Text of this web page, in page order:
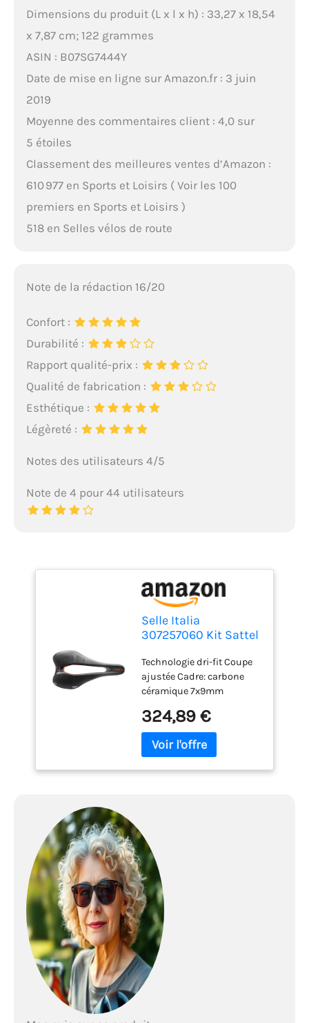
Dimensions du produit (L x l x h) : 33,27 x 18,54
x 7,87 cm; 122 grammes
ASIN : B07SG7444Y
Date de mise en ligne sur Amazon.fr : 3 juin
2019
Moyenne des commentaires client : 4,0 sur
5 étoiles
Classement des meilleures ventes d’Amazon :
610 977 en Sports et Loisirs ( Voir les 100
premiers en Sports et Loisirs )
518 en Selles vélos de route
Note de la rédaction 16/20
Confort :
Durabilité :
Rapport qualité-prix :
Qualité de fabrication :
Esthétique :
Légèreté :
Notes des utilisateurs 4/5
Note de 4 pour 44 utilisateurs
Selle Italia
307257060 Kit Sattel
Unisex-Adult, Taille
Unique
Technologie dri-fit Coupe
ajustée Cadre: carbone
céramique 7x9mm
130x248mml 145x248mm
Matériau anti-
transpiration Taille
324,89 €